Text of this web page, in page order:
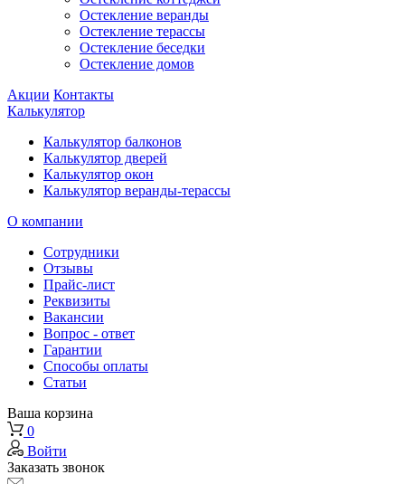
Остекление веранды
Остекление терассы
Остекление беседки
Остекление домов
Акции Контакты
Калькулятор
Калькулятор балконов
Калькулятор дверей
Калькулятор окон
Калькулятор веранды-терассы
О компании
Сотрудники
Отзывы
Прайс-лист
Реквизиты
Вакансии
Вопрос - ответ
Гарантии
Способы оплаты
Статьи
Ваша корзина
0
Войти
Заказать звонок